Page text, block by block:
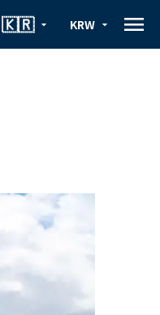
arrow_drop_down
🇰🇷 arrow_drop_down
KRW menu